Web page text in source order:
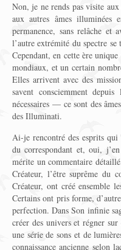
Non, je ne rends pas visite
aux autres âmes
permanence, sans relâche et
l’autre extrémité du spectre
Cependant, en cette ère
mondiaux, et un certain
Elles arrivent avec des
savent consciemment
nécessaires — ce sont des
des Illuminati.
Ai-je rencontré des esprits qui
du correspondant et, oui,
mérite un commentaire
Créateur, l’être suprême du
Créateur, ont créé ensemble
Certains ont pris forme,
perfection. Dans Son infinie
créer des univers et régner
une série de sons et de
connaissance ancienne selon